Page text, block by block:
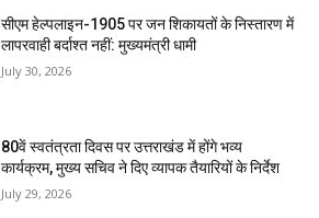
सीएम हेल्पलाइन-1905 पर जन शिकायतों के निस्तारण में
लापरवाही बर्दाश्त नहीं: मुख्यमंत्री धामी
July 30, 2026
80वें स्वतंत्रता दिवस पर उत्तराखंड में होंगे भव्य
कार्यक्रम, मुख्य सचिव ने दिए व्यापक तैयारियों के निर्देश
July 29, 2026